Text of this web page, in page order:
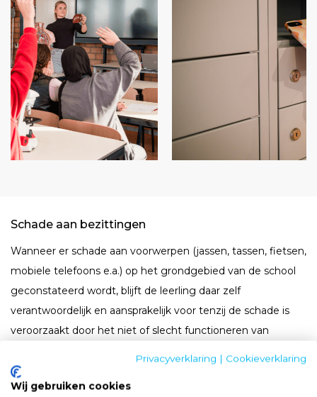
Schade aan bezittingen
Wanneer er schade aan voorwerpen (jassen, tassen, fietsen,
mobiele telefoons e.a.) op het grondgebied van de school
geconstateerd wordt, blijft de leerling daar zelf
verantwoordelijk en aansprakelijk voor tenzij de schade is
veroorzaakt door het niet of slecht functioneren van
Nadrukkelijk vermelden wij hierbij dat schade of wegraken
Privacyverklaring | Cookieverklaring
Wij gebruiken cookies